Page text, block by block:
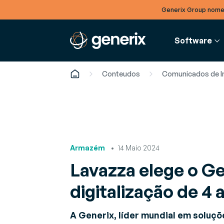
Generix Group
Software
Desmaterialização de faturas
Conheça os nossos executivos e líderes
Recrutamento
Ofertas de emprego em aberto
Notícias e eventos
setor
de
Conteudos Comunicados de
Armazém 14 Maio 2024
Lavazza elege o
digitalização de 4
A Generix, líder mundial em